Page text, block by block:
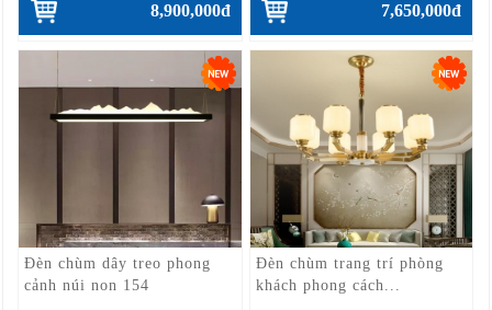
8,900,000đ 7,650,000đ
Đèn chùm dây treo phong
cảnh núi non 154
Đèn chùm trang trí phòng
khách phong cách...